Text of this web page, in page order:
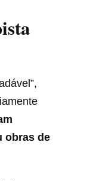
obras de